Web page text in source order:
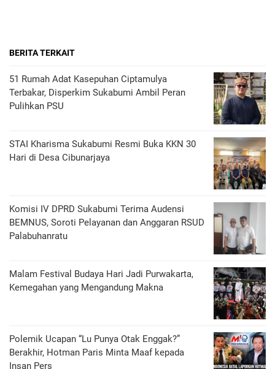
BERITA TERKAIT
51 Rumah Adat Kasepuhan Ciptamulya
Terbakar, Disperkim Sukabumi Ambil Peran
Pulihkan PSU
STAI Kharisma Sukabumi Resmi Buka KKN 30
Hari di Desa Cibunarjaya
Komisi IV DPRD Sukabumi Terima Audensi
BEMNUS, Soroti Pelayanan dan Anggaran RSUD
Palabuhanratu
Malam Festival Budaya Hari Jadi Purwakarta,
Kemegahan yang Mengandung Makna
Polemik Ucapan “Lu Punya Otak Enggak?”
Berakhir, Hotman Paris Minta Maaf kepada
Insan Pers